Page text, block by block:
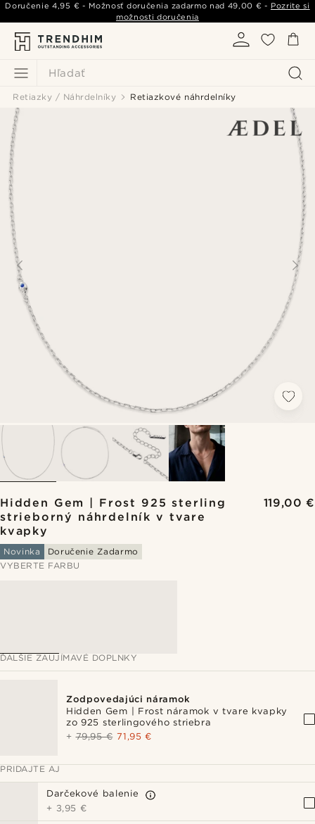
Hľadať
Doručenie4,95 € - Možnosť doručenia zadarmo nad 49,00 € - Pozrite si
možnosti doručenia
Retiazky / Náhrdelníky Retiazkové náhrdelníky
Hidden Gem | Frost 925 sterling
strieborný náhrdelník v tvare
kvapky
119,00 €
Novinka
Doručenie Zadarmo
VYBERTE FARBU
ĎALŠIE ZAUJÍMAVÉ DOPLNKY
Zodpovedajúci náramok
Hidden Gem | Frost náramok v tvare kvapky
zo 925 sterlingového striebra
+79,95 € 71,95 €
PRIDAJTE AJ
Darčekové balenie
+ 3,95 €